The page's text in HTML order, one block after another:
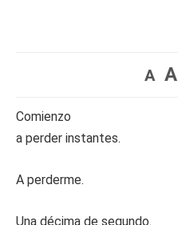
A A
Comienzo
a perder instantes.
A perderme.
Una décima de segundo.